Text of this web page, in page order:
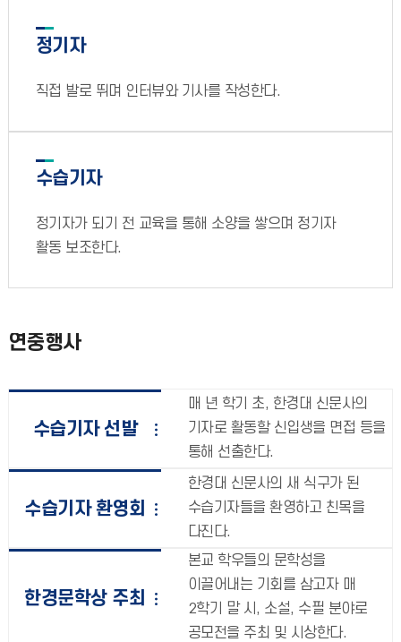
정기자
직접 발로 뛰며 인터뷰와 기사를 작성한다.
수습기자
정기자가 되기 전 교육을 통해 소양을 쌓으며 정기자
활동 보조한다.
연중행사
수습기자 선발
매 년 학기 초, 한경대 신문사의
기자로 활동할 신입생을 면접 등을
통해 선출한다.
수습기자 환영회
한경대 신문사의 새 식구가 된
수습기자들을 환영하고 친목을
다진다.
한경문학상 주최
본교 학우들의 문학성을
이끌어내는 기회를 삼고자 매
2학기 말 시, 소설, 수필 분야로
공모전을 주최 및 시상한다.